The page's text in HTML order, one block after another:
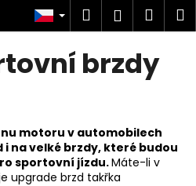
Hledat
brzdy
motoru v automobilech
na velké brzdy, které budou
sportovní jízdu.Máte-li v
upgrade brzd takřka